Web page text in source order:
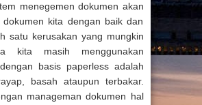
menegemen dokumen akan
dokumen kita dengan baik dan
satu kerusakan yang mungkin
kita masih menggunakan
basis paperless adalah
basah ataupun terbakar.
manageman dokumen hal